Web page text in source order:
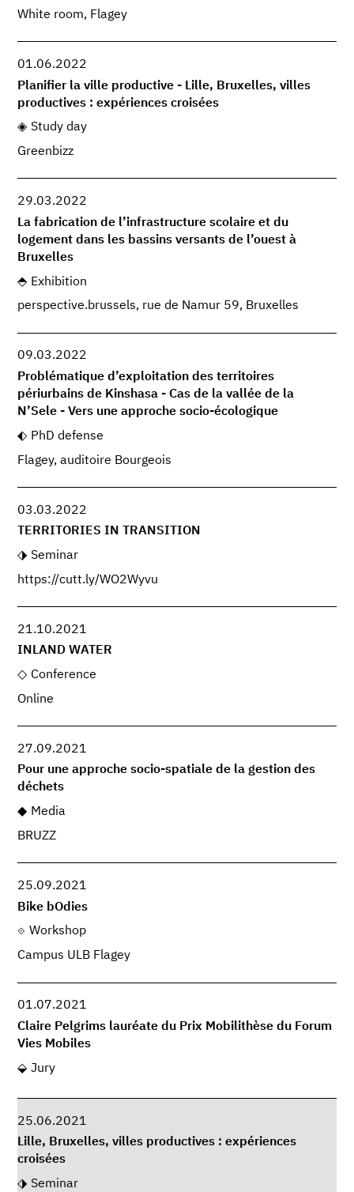
White room, Flagey
01.06.2022
Planifier la ville productive - Lille, Bruxelles, villes
productives : expériences croisées
Study day
Greenbizz
29.03.2022
La fabrication de l’infrastructure scolaire et du
logement dans les bassins versants de l’ouest à
Bruxelles
Exhibition
perspective.brussels, rue de Namur 59, Bruxelles
09.03.2022
Problématique d’exploitation des territoires
périurbains de Kinshasa - Cas de la vallée de la
N’Sele - Vers une approche socio-écologique
PhD defense
Flagey, auditoire Bourgeois
03.03.2022
TERRITORIES IN TRANSITION
Seminar
https://cutt.ly/WO2Wyvu
21.10.2021
INLAND WATER
Conference
Online
27.09.2021
Pour une approche socio-spatiale de la gestion des
déchets
Media
BRUZZ
25.09.2021
Bike bOdies
Workshop
Campus ULB Flagey
01.07.2021
Claire Pelgrims lauréate du Prix Mobilithèse du Forum
Vies Mobiles
Jury
25.06.2021
Lille, Bruxelles, villes productives : expériences
croisées
Seminar